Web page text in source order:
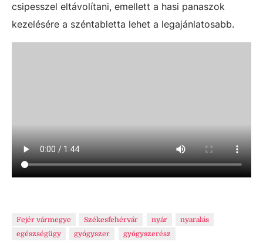
csipesszel eltávolítani, emellett a hasi panaszok
kezelésére a széntabletta lehet a legajánlatosabb.
Fejér vármegye Székesfehérvár nyár
nyaralás
egészségügy
gyógyszer gyógyszerész